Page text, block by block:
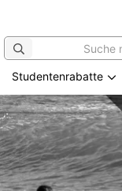
Zum
Hauptinhalt
springen
Studentenrabatte